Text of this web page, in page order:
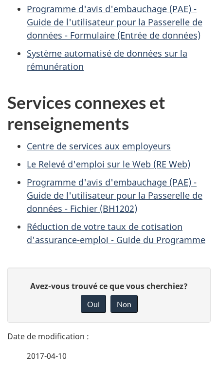
Programme d'avis d'embauchage (PAE) -
Guide de l'utilisateur pour la Passerelle de
données - Formulaire (Entrée de données)
Système automatisé de données sur la
rémunération
Services connexes et
renseignements
Centre de services aux employeurs
Le Relevé d'emploi sur le Web (RE Web)
Programme d'avis d'embauchage (PAE) -
Guide de l'utilisateur pour la Passerelle de
données - Fichier (BH1202)
Réduction de votre taux de cotisation
d'assurance-emploi - Guide du Programme
t
a
n
Avez-vous trouvé ce que vous cherchiez?
Oui Non
2017-04-10